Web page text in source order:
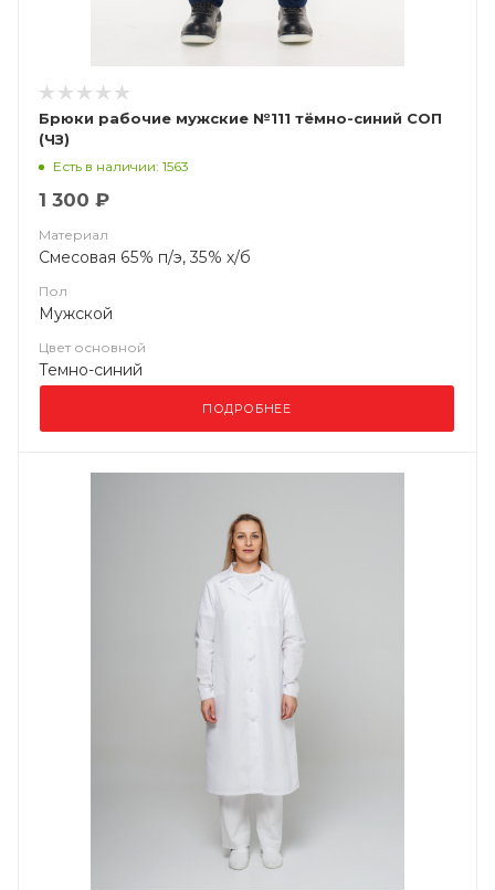
Брюки рабочие мужские №111 тёмно-синий СОП
(ЧЗ)
Есть в наличии: 1563
1 300 ₽
Материал
Смесовая 65% п/э, 35% х/б
Пол
Мужской
Цвет основной
Темно-синий
ПОДРОБНЕЕ